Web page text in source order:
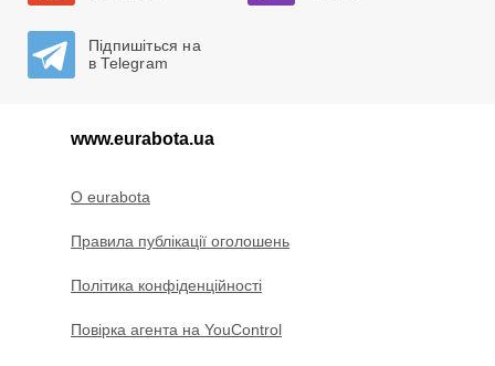
Підпишіться на
в Telegram
www.eurabota.ua
O eurabota
Правила публікації оголошень
Політика конфіденційності
Повірка агента на YouControl